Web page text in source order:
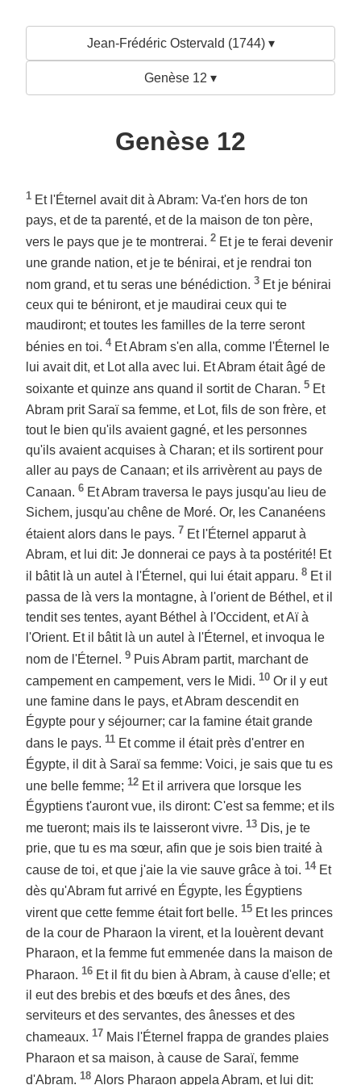
Jean-Frédéric Ostervald (1744) ▾
Genèse 12 ▾
Genèse 12
1 Et l'Éternel avait dit à Abram: Va-t'en hors de ton
pays, et de ta parenté, et de la maison de ton père,
vers le pays que je te montrerai. 2 Et je te ferai devenir
une grande nation, et je te bénirai, et je rendrai ton
nom grand, et tu seras une bénédiction. 3 Et je bénirai
ceux qui te béniront, et je maudirai ceux qui te
maudiront; et toutes les familles de la terre seront
bénies en toi. 4 Et Abram s'en alla, comme l'Éternel le
lui avait dit, et Lot alla avec lui. Et Abram était âgé de
soixante et quinze ans quand il sortit de Charan. 5 Et
Abram prit Saraï sa femme, et Lot, fils de son frère, et
tout le bien qu'ils avaient gagné, et les personnes
qu'ils avaient acquises à Charan; et ils sortirent pour
aller au pays de Canaan; et ils arrivèrent au pays de
Canaan. 6 Et Abram traversa le pays jusqu'au lieu de
Sichem, jusqu'au chêne de Moré. Or, les Cananéens
étaient alors dans le pays. 7 Et l'Éternel apparut à
Abram, et lui dit: Je donnerai ce pays à ta postérité! Et
il bâtit là un autel à l'Éternel, qui lui était apparu. 8 Et il
passa de là vers la montagne, à l'orient de Béthel, et il
tendit ses tentes, ayant Béthel à l'Occident, et Aï à
l'Orient. Et il bâtit là un autel à l'Éternel, et invoqua le
nom de l'Éternel. 9 Puis Abram partit, marchant de
campement en campement, vers le Midi. 10 Or il y eut
une famine dans le pays, et Abram descendit en
Égypte pour y séjourner; car la famine était grande
dans le pays. 11 Et comme il était près d'entrer en
Égypte, il dit à Saraï sa femme: Voici, je sais que tu es
une belle femme; 12 Et il arrivera que lorsque les
Égyptiens t'auront vue, ils diront: C'est sa femme; et ils
me tueront; mais ils te laisseront vivre. 13 Dis, je te
prie, que tu es ma sœur, afin que je sois bien traité à
cause de toi, et que j'aie la vie sauve grâce à toi. 14 Et
dès qu'Abram fut arrivé en Égypte, les Égyptiens
virent que cette femme était fort belle. 15 Et les princes
de la cour de Pharaon la virent, et la louèrent devant
Pharaon, et la femme fut emmenée dans la maison de
Pharaon. 16 Et il fit du bien à Abram, à cause d'elle; et
il eut des brebis et des bœufs et des ânes, des
serviteurs et des servantes, des ânesses et des
chameaux. 17 Mais l'Éternel frappa de grandes plaies
Pharaon et sa maison, à cause de Saraï, femme
d'Abram. 18 Alors Pharaon appela Abram, et lui dit: